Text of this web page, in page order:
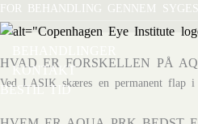
Gå
til
FOR BEHANDLING GENNEM
KONTAKT
BESTIL TID
HVAD ER FORSKELLEN PÅ
Ved LASIK skæres en permanent flap i